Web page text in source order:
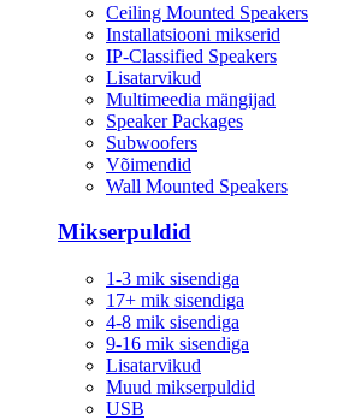
Ceiling Mounted Speakers
Installatsiooni mikserid
IP-Classified Speakers
Lisatarvikud
Multimeedia mängijad
Speaker Packages
Subwoofers
Võimendid
Wall Mounted Speakers
Mikserpuldid
1-3 mik sisendiga
17+ mik sisendiga
4-8 mik sisendiga
9-16 mik sisendiga
Lisatarvikud
Muud mikserpuldid
USB